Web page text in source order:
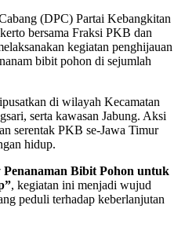
(DPC) Partai Kebangkitan
bersama Fraksi PKB dan
kegiatan penghijauan
bibit pohon di sejumlah
di wilayah Kecamatan
serta kawasan Jabung. Aksi
serentak PKB se-Jawa Timur
hidup.
Penanaman Bibit Pohon untuk
, kegiatan ini menjadi wujud
peduli terhadap keberlanjutan